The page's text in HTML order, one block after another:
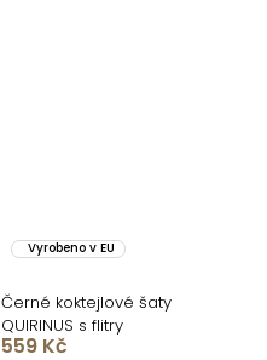
Vyrobeno v EU
Černé koktejlové šaty
QUIRINUS s flitry
559 Kč